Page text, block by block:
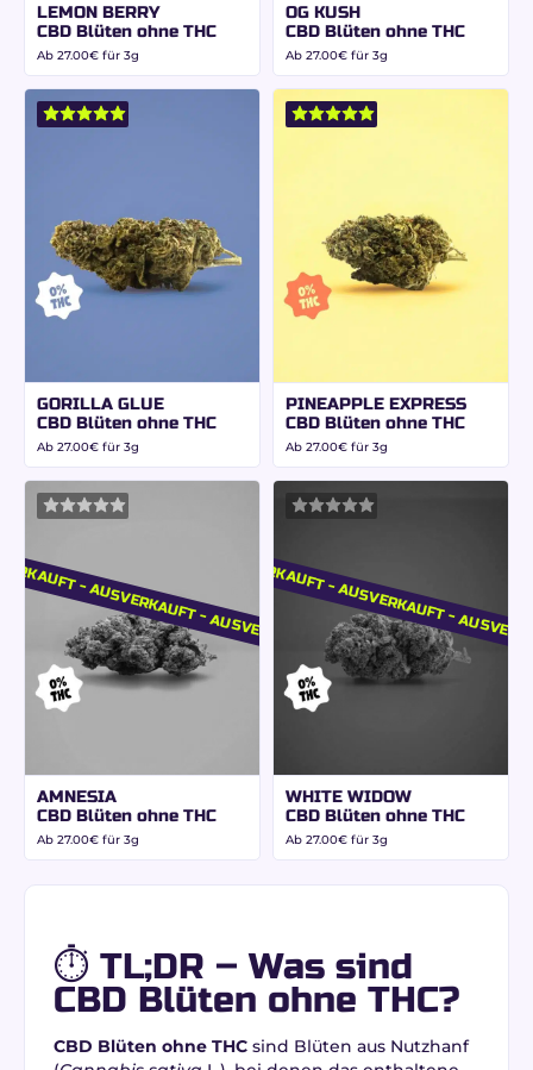
LEMON BERRY
CBD Blüten ohne THC
Ab 27.00€ für 3g
OG KUSH
CBD Blüten ohne THC
Ab 27.00€ für 3g
GORILLA GLUE
CBD Blüten ohne THC
Ab 27.00€ für 3g
PINEAPPLE EXPRESS
CBD Blüten ohne THC
Ab 27.00€ für 3g
- AUSVERKAUFT - AUSVERKAUFT
AMNESIA
CBD Blüten ohne THC
Ab 27.00€ für 3g
AUSVERKAUFT - AUSVERKAUFT -
WHITE WIDOW
CBD Blüten ohne THC
Ab 27.00€ für 3g
⏱️ TL;DR – Was sind
CBD Blüten ohne THC?
CBD Blüten ohne THC sind Blüten aus Nutzhanf